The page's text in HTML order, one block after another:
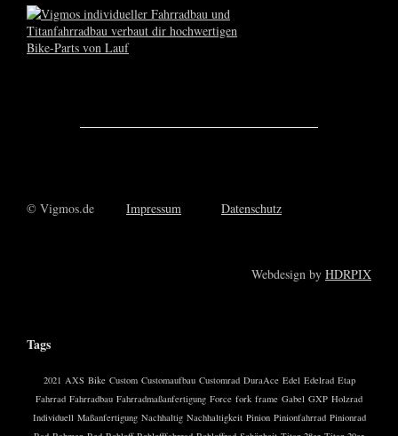
© Vigmos.de Impressum Datenschutz
Webdesign by HDRPIX
Tags
2021 AXS Bike Custom Customaufbau Customrad DuraAce Edel Edelrad Etap
Fahrrad Fahrradbau Fahrradmaßanfertigung Force fork frame Gabel GXP Holzrad
Individuell Maßanfertigung Nachhaltig Nachhaltigkeit Pinion Pinionfahrrad Pinionrad